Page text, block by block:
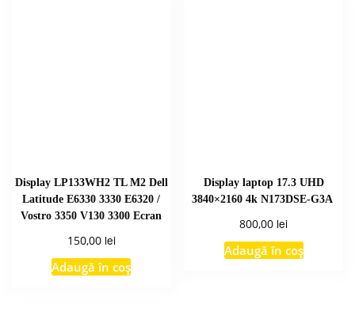
Display LP133WH2 TL M2 Dell
Latitude E6330 3330 E6320 /
Vostro 3350 V130 3300 Ecran
150,00 lei
Adaugă în coș
Display laptop 17.3 UHD
3840×2160 4k N173DSE-G3A
800,00 lei
Adaugă în coș